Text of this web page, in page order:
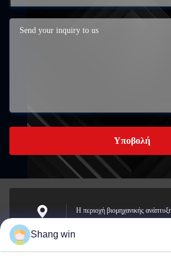
Υποβολή
Διεύθυνση
Η περιοχή βιομηχανικής
Shang win